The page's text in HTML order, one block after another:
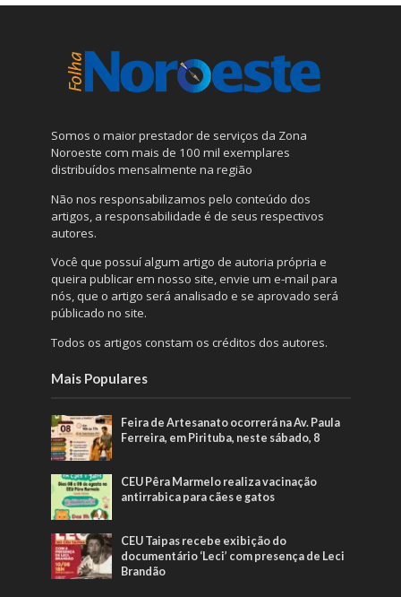
Somos o maior prestador de serviços da Zona
Noroeste com mais de 100 mil exemplares
distribuídos mensalmente na região
Não nos responsabilizamos pelo conteúdo dos
artigos, a responsabilidade é de seus respectivos
autores.
Você que possuí algum artigo de autoria própria e
queira publicar em nosso site, envie um e-mail para
nós, que o artigo será analisado e se aprovado será
públicado no site.
Todos os artigos constam os créditos dos autores.
Mais Populares
Feira de Artesanato ocorrerá na Av. Paula
Ferreira, em Pirituba, neste sábado, 8
CEU Pêra Marmelo realiza vacinação
antirrabica para cães e gatos
CEU Taipas recebe exibição do
documentário ‘Leci’ com presença de Leci
Brandão